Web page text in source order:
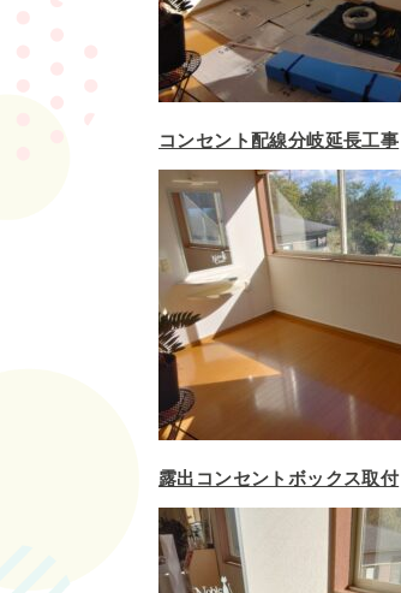
コンセント配線分岐延長工事
露出コンセントボックス取付